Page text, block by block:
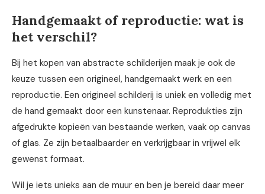
Handgemaakt of reproductie: wat is
het verschil?
Bij het kopen van abstracte schilderijen maak je ook de
keuze tussen een origineel, handgemaakt werk en een
reproductie. Een origineel schilderij is uniek en volledig met
de hand gemaakt door een kunstenaar. Reprodukties zijn
afgedrukte kopieën van bestaande werken, vaak op canvas
of glas. Ze zijn betaalbaarder en verkrijgbaar in vrijwel elk
gewenst formaat.
Wil je iets unieks aan de muur en ben je bereid daar meer